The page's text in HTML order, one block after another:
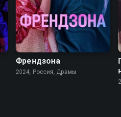
6.9 7.8
Френдзона
2024, Россия, Драмы